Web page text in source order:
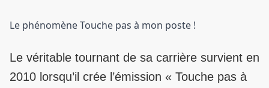
Le phénomène Touche pas à mon poste !
Le véritable tournant de sa carrière survient en
2010 lorsqu’il crée l’émission « Touche pas à